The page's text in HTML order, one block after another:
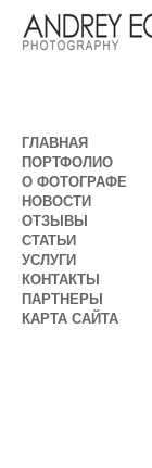
ГЛАВНАЯ
ПОРТФОЛИО
О ФОТОГРАФЕ
НОВОСТИ
ОТЗЫВЫ
СТАТЬИ
УСЛУГИ
КОНТАКТЫ
ПАРТНЕРЫ
КАРТА САЙТА